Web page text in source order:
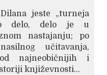
jeste „turneja
delo, delo je u
nastajanju; po
učitavanja,
najneobičnijih i
književnosti...